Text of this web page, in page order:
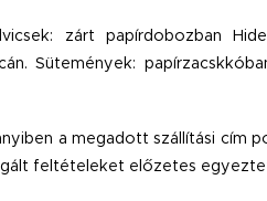
zárt papírdobozban
Sütemények:
a megadott szállítási cím
feltételeket előzetes